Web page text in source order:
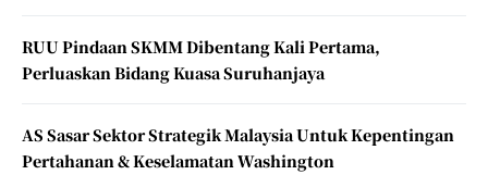
RUU Pindaan SKMM Dibentang Kali Pertama,
Perluaskan Bidang Kuasa Suruhanjaya
AS Sasar Sektor Strategik Malaysia Untuk Kepentingan
Pertahanan & Keselamatan Washington